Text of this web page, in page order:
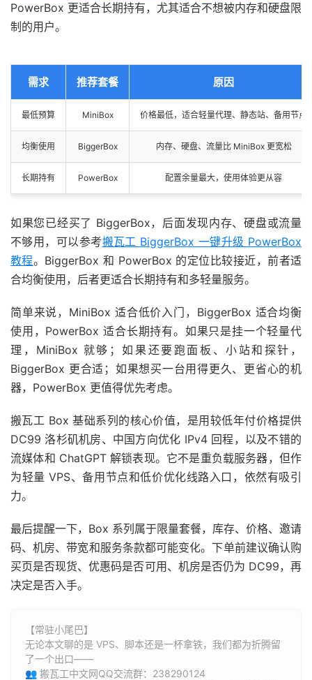
PowerBox 更适合长期持有，尤其适合不想被内存和硬盘限
制的用户。
需求 推荐套餐 原因
最低预算 MiniBox 价格最低，适合轻量代理、静态站、备用节点
均衡使用 BiggerBox 内存、硬盘、流量比 MiniBox 更宽松
长期持有 PowerBox 配置余量最大，使用体验更从容
如果您已经买了 BiggerBox，后面发现内存、硬盘或流量
不够用，可以参考搬瓦工 BiggerBox 一键升级 PowerBox
教程。BiggerBox 和 PowerBox 的定位比较接近，前者适
合均衡使用，后者更适合长期持有和多轻量服务。
简单来说，MiniBox 适合低价入门，BiggerBox 适合均衡
使用，PowerBox 适合长期持有。如果只是挂一个轻量代
理，MiniBox 就够；如果还要跑面板、小站和探针，
BiggerBox 更合适；如果想买一台用得更久、更省心的机
器，PowerBox 更值得优先考虑。
搬瓦工 Box 基础系列的核心价值，是用较低年付价格提供
DC99 洛杉矶机房、中国方向优化 IPv4 回程，以及不错的
流媒体和 ChatGPT 解锁表现。它不是重负载服务器，但作
为轻量 VPS、备用节点和低价优化线路入口，依然有吸引
力。
最后提醒一下，Box 系列属于限量套餐，库存、价格、邀请
码、机房、带宽和服务条款都可能变化。下单前建议确认购
买页是否现货、优惠码是否可用、机房是否仍为 DC99，再
决定是否入手。
【常驻小尾巴】
无论本文聊的是 VPS、脚本还是一杯拿铁，我们都为折腾留
了一个出口——
👥 搬瓦工中文网QQ交流群：238290124